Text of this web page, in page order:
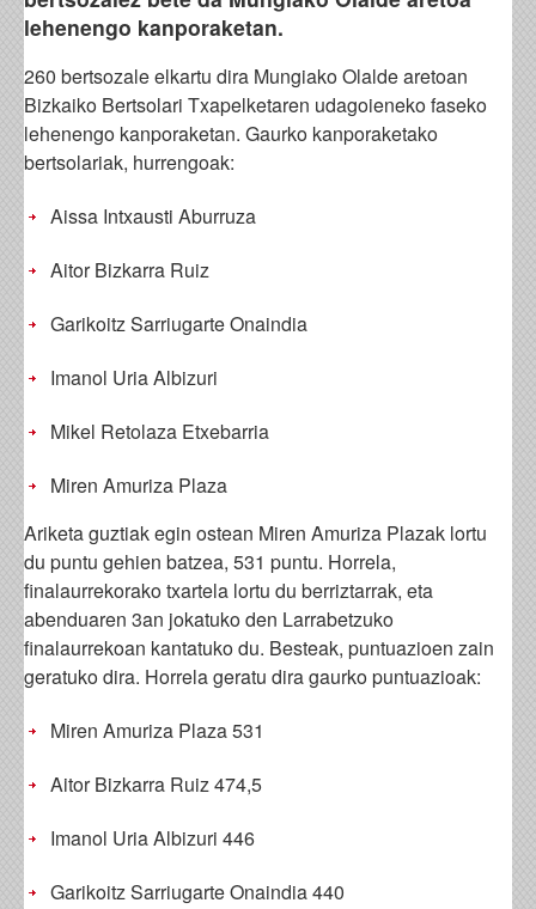
lehenengo kanporaketan.
260 bertsozale elkartu dira Mungiako Olalde aretoan
Bizkaiko Bertsolari Txapelketaren udagoieneko faseko
lehenengo kanporaketan. Gaurko kanporaketako
bertsolariak, hurrengoak:
Aissa Intxausti Aburruza
Aitor Bizkarra Ruiz
Garikoitz Sarriugarte Onaindia
Imanol Uria Albizuri
Mikel Retolaza Etxebarria
Miren Amuriza Plaza
Ariketa guztiak egin ostean Miren Amuriza Plazak lortu
du puntu gehien batzea, 531 puntu. Horrela,
finalaurrekorako txartela lortu du berriztarrak, eta
abenduaren 3an jokatuko den Larrabetzuko
finalaurrekoan kantatuko du. Besteak, puntuazioen zain
geratuko dira. Horrela geratu dira gaurko puntuazioak:
Miren Amuriza Plaza 531
Aitor Bizkarra Ruiz 474,5
Imanol Uria Albizuri 446
Garikoitz Sarriugarte Onaindia 440